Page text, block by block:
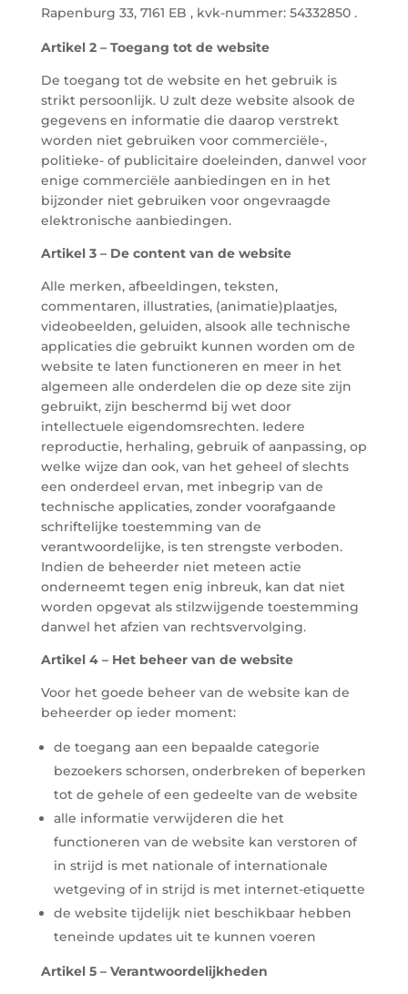
Rapenburg 33, 7161 EB , kvk-nummer: 54332850 .
Artikel 2 – Toegang tot de website
De toegang tot de website en het gebruik is
strikt persoonlijk. U zult deze website alsook de
gegevens en informatie die daarop verstrekt
worden niet gebruiken voor commerciële-,
politieke- of publicitaire doeleinden, danwel voor
enige commerciële aanbiedingen en in het
bijzonder niet gebruiken voor ongevraagde
elektronische aanbiedingen.
Artikel 3 – De content van de website
Alle merken, afbeeldingen, teksten,
commentaren, illustraties, (animatie)plaatjes,
videobeelden, geluiden, alsook alle technische
applicaties die gebruikt kunnen worden om de
website te laten functioneren en meer in het
algemeen alle onderdelen die op deze site zijn
gebruikt, zijn beschermd bij wet door
intellectuele eigendomsrechten. Iedere
reproductie, herhaling, gebruik of aanpassing, op
welke wijze dan ook, van het geheel of slechts
een onderdeel ervan, met inbegrip van de
technische applicaties, zonder voorafgaande
schriftelijke toestemming van de
verantwoordelijke, is ten strengste verboden.
Indien de beheerder niet meteen actie
onderneemt tegen enig inbreuk, kan dat niet
worden opgevat als stilzwijgende toestemming
danwel het afzien van rechtsvervolging.
Artikel 4 – Het beheer van de website
Voor het goede beheer van de website kan de
beheerder op ieder moment:
de toegang aan een bepaalde categorie
bezoekers schorsen, onderbreken of beperken
tot de gehele of een gedeelte van de website
alle informatie verwijderen die het
functioneren van de website kan verstoren of
in strijd is met nationale of internationale
wetgeving of in strijd is met internet-etiquette
de website tijdelijk niet beschikbaar hebben
teneinde updates uit te kunnen voeren
Artikel 5 – Verantwoordelijkheden